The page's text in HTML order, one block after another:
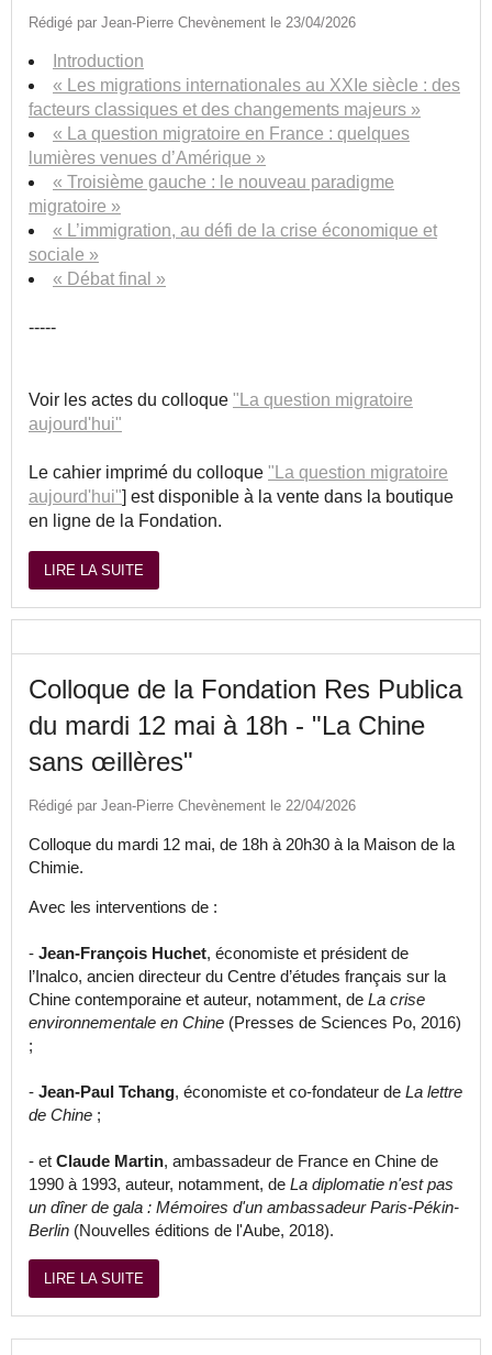
Rédigé par Jean-Pierre Chevènement le 23/04/2026
Introduction
« Les migrations internationales au XXIe siècle : des
facteurs classiques et des changements majeurs »
« La question migratoire en France : quelques
lumières venues d’Amérique »
« Troisième gauche : le nouveau paradigme
migratoire »
« L’immigration, au défi de la crise économique et
sociale »
« Débat final »
-----
Voir les actes du colloque "La question migratoire
aujourd'hui"
Le cahier imprimé du colloque "La question migratoire
aujourd'hui"] est disponible à la vente dans la boutique
en ligne de la Fondation.
LIRE LA SUITE
Colloque de la Fondation Res Publica
du mardi 12 mai à 18h - "La Chine
sans œillères"
Rédigé par Jean-Pierre Chevènement le 22/04/2026
Colloque du mardi 12 mai, de 18h à 20h30 à la Maison de la
Chimie.
Avec les interventions de :
- Jean-François Huchet, économiste et président de
l’Inalco, ancien directeur du Centre d’études français sur la
Chine contemporaine et auteur, notamment, de La crise
environnementale en Chine (Presses de Sciences Po, 2016)
;
- Jean-Paul Tchang, économiste et co-fondateur de La lettre
de Chine ;
- et Claude Martin, ambassadeur de France en Chine de
1990 à 1993, auteur, notamment, de La diplomatie n'est pas
un dîner de gala : Mémoires d'un ambassadeur Paris-Pékin-
Berlin (Nouvelles éditions de l'Aube, 2018).
LIRE LA SUITE